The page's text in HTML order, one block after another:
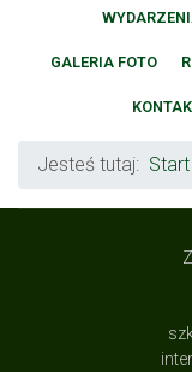
GALERIA FOTO
Jesteś tutaj: Start